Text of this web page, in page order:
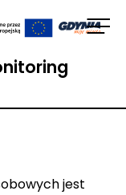
jest